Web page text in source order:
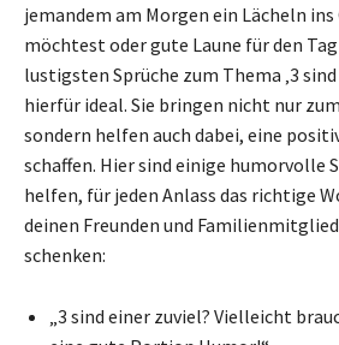
jemandem am Morgen ein Lächeln
möchtest oder gute Laune für den
lustigsten Sprüche zum Thema ‚3
hierfür ideal. Sie bringen nicht nur
sondern helfen auch dabei, eine
schaffen. Hier sind einige humorvolle
helfen, für jeden Anlass das richtige
deinen Freunden und
schenken:
„3 sind einer zuviel? Vielleicht